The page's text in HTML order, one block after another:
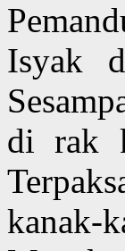
Isyak
di rak